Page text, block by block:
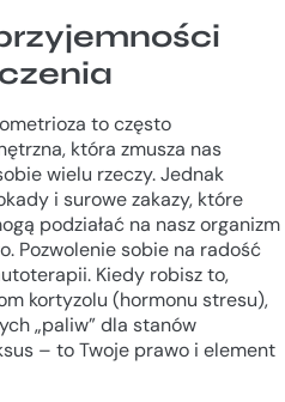
to często
która zmusza nas
wielu rzeczy. Jednak
i surowe zakazy, które
podziałać na nasz organizm
Pozwolenie sobie na radość
Kiedy robisz to,
kortyzolu (hormonu stresu),
„paliw” dla stanów
– to Twoje prawo i element